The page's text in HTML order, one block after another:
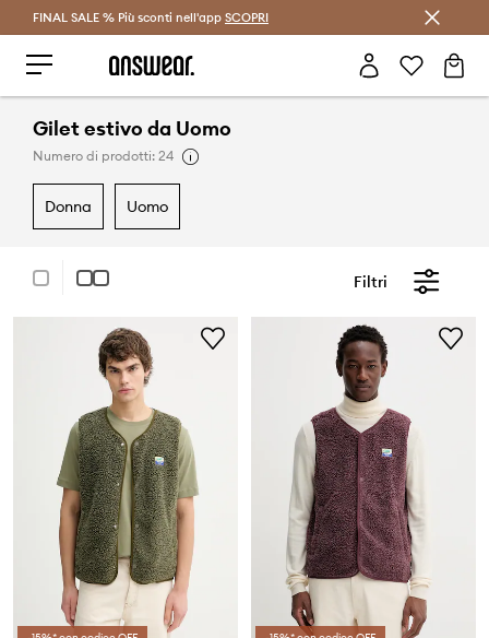
Risparmia con Answear Club >
FINAL SALE % Più sconti nell'app SCOPRI
Gilet estivo da Uomo
Numero di prodotti: 24
donna uomo
Filtri